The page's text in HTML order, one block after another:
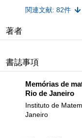
関連文献: 82件
著者
書誌事項
Memórias de
Rio de Janeiro
Instituto de
Janeiro